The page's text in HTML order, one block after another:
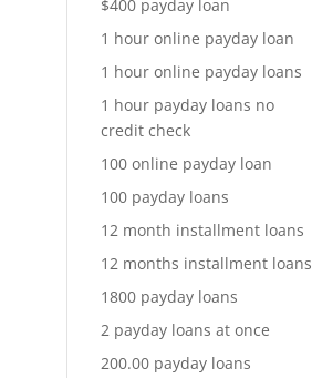
$400 payday loan
1 hour online payday loan
1 hour online payday loans
1 hour payday loans no
credit check
100 online payday loan
100 payday loans
12 month installment loans
12 months installment loans
1800 payday loans
2 payday loans at once
200.00 payday loans